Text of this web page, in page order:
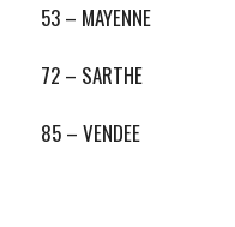
53 – MAYENNE
72 – SARTHE
85 – VENDEE